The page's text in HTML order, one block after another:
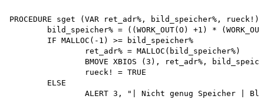
PROCEDURE sget (VAR ret_adr%, bild_speicher%, rueck!)